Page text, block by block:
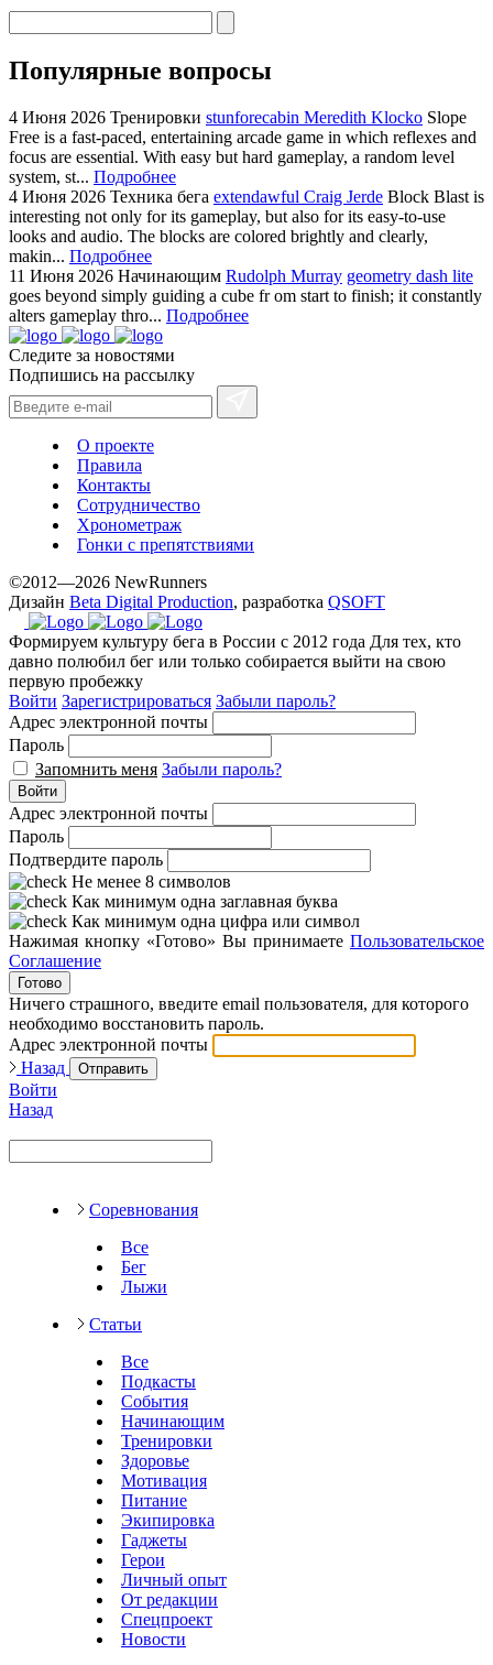
Популярные вопросы
4 Июня 2026 Тренировки stunforecabin Meredith Klocko Slope
Free is a fast-paced, entertaining arcade game in which reflexes and
focus are essential. With easy but hard gameplay, a random level
system, st... Подробнее
4 Июня 2026 Техника бега extendawful Craig Jerde Block Blast is
interesting not only for its gameplay, but also for its easy-to-use
looks and audio. The blocks are colored brightly and clearly,
makin... Подробнее
11 Июня 2026 Начинающим Rudolph Murray geometry dash lite
goes beyond simply guiding a cube fr om start to finish; it constantly
alters gameplay thro... Подробнее
Следите за новостями
Подпишись на рассылку
О проекте
Правила
Контакты
Сотрудничество
Хронометраж
Гонки с препятствиями
©2012—2026 NewRunners
Дизайн Beta Digital Production, разработка QSOFT
Формируем культуру бега в России с 2012 года Для тех, кто
давно полюбил бег или только собирается выйти на свою
первую пробежку
Войти Зарегистрироваться Забыли пароль?
Адрес электронной почты
Пароль
Запомнить меня Забыли пароль?
Войти
Адрес электронной почты
Пароль
Подтвердите пароль
Не менее 8 символов
Как минимум одна заглавная буква
Как минимум одна цифра или символ
Нажимая кнопку «Готово» Вы принимаете Пользовательское
Соглашение
Готово
Ничего страшного, введите email пользователя, для которого
необходимо восстановить пароль.
Адрес электронной почты
Назад
Отправить
Войти
Назад
Соревнования
Все
Бег
Лыжи
Статьи
Все
Подкасты
События
Начинающим
Тренировки
Здоровье
Мотивация
Питание
Экипировка
Гаджеты
Герои
Личный опыт
От редакции
Спецпроект
Новости